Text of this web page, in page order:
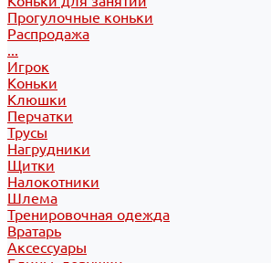
Прогулочные коньки
Распродажа
...
Игрок
Коньки
Клюшки
Перчатки
Трусы
Нагрудники
Щитки
Налокотники
Шлема
Тренировочная одежда
Вратарь
Аксессуары